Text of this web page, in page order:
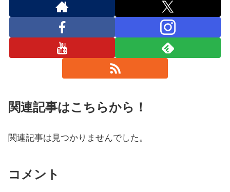
関連記事はこちらから！
関連記事は見つかりませんでした。
コメント